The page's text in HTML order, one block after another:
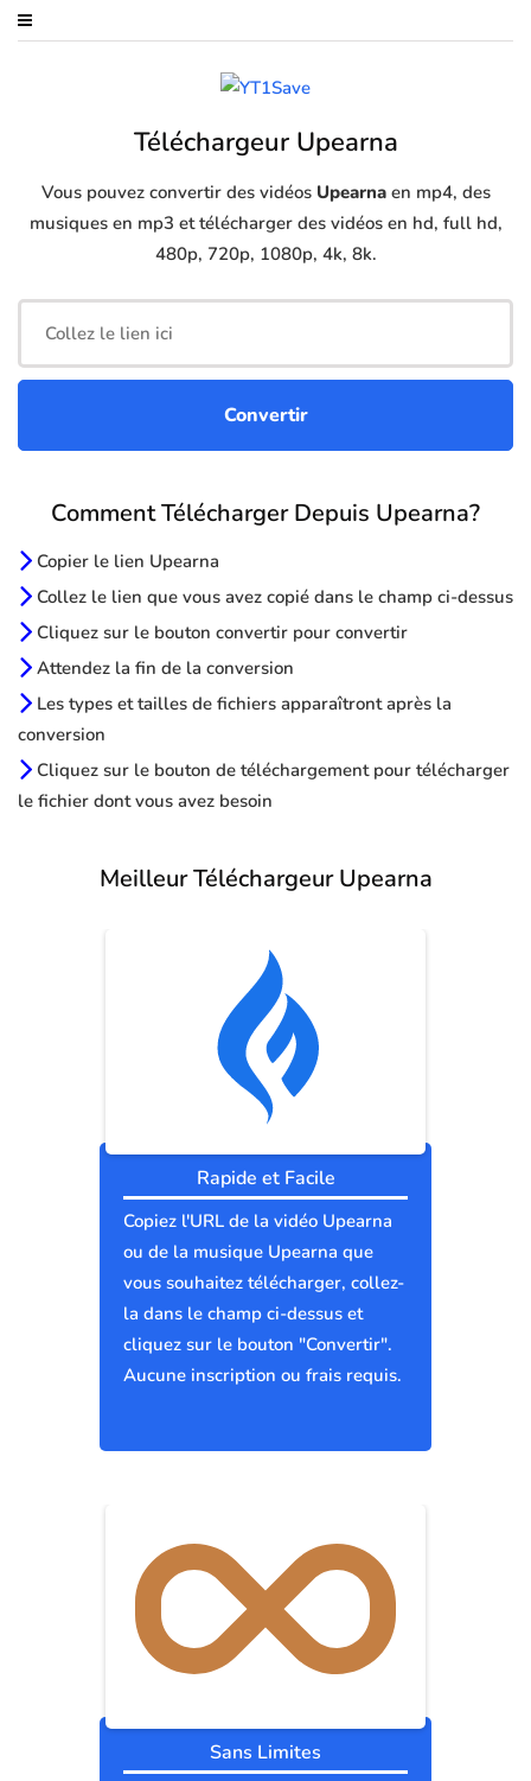
Téléchargeur Upearna
Vous pouvez convertir des vidéos Upearnaen mp4, des
musiques en mp3 et télécharger des vidéos en hd, full hd,
480p, 720p, 1080p, 4k, 8k.
Comment Télécharger Depuis Upearna?
Copier le lien Upearna
Collez le lien que vous avez copié dans le champ ci-dessus
Cliquez sur le bouton convertir pour convertir
Attendez la fin de la conversion
Les types et tailles de fichiers apparaîtront après la
conversion
Cliquez sur le bouton de téléchargement pour télécharger
le fichier dont vous avez besoin
Meilleur Téléchargeur Upearna
Rapide et Facile
Copiez l'URL de la vidéo Upearna
ou de la musique Upearna que
vous souhaitez télécharger, collez-
la dans le champ ci-dessus et
cliquez sur le bouton "Convertir".
Aucune inscription ou frais requis.
Sans Limites